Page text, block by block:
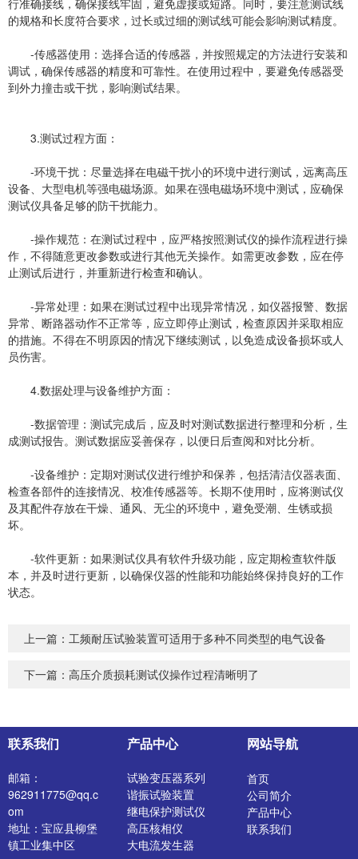
行准确接线，确保接线牢固，避免虚接或短路。同时，要注意测试线
的规格和长度符合要求，过长或过细的测试线可能会影响测试精度。
-传感器使用：选择合适的传感器，并按照规定的方法进行安装和
调试，确保传感器的精度和可靠性。在使用过程中，要避免传感器受
到外力撞击或干扰，影响测试结果。
3.测试过程方面：
-环境干扰：尽量选择在电磁干扰小的环境中进行测试，远离高压
设备、大型电机等强电磁场源。如果在强电磁场环境中测试，应确保
测试仪具备足够的防干扰能力。
-操作规范：在测试过程中，应严格按照测试仪的操作流程进行操
作，不得随意更改参数或进行其他无关操作。如需更改参数，应在停
止测试后进行，并重新进行检查和确认。
-异常处理：如果在测试过程中出现异常情况，如仪器报警、数据
异常、断路器动作不正常等，应立即停止测试，检查原因并采取相应
的措施。不得在不明原因的情况下继续测试，以免造成设备损坏或人
员伤害。
4.数据处理与设备维护方面：
-数据管理：测试完成后，应及时对测试数据进行整理和分析，生
成测试报告。测试数据应妥善保存，以便日后查阅和对比分析。
-设备维护：定期对测试仪进行维护和保养，包括清洁仪器表面、
检查各部件的连接情况、校准传感器等。长期不使用时，应将测试仪
及其配件存放在干燥、通风、无尘的环境中，避免受潮、生锈或损
坏。
-软件更新：如果测试仪具有软件升级功能，应定期检查软件版
本，并及时进行更新，以确保仪器的性能和功能始终保持良好的工作
状态。
上一篇： 工频耐压试验装置可适用于多种不同类型的电气设备
下一篇： 高压介质损耗测试仪操作过程清晰明了
联系我们
邮箱：
962911775@qq.c
om
地址：宝应县柳堡
镇工业集中区
产品中心
试验变压器系列
谐振试验装置
继电保护测试仪
高压核相仪
大电流发生器
网站导航
首页
公司简介
产品中心
联系我们